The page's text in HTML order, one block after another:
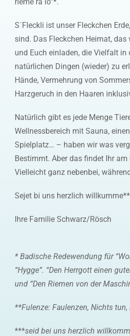
S´Fleckli ist unser Fleckchen
sind. Das Fleckchen Heimat, das
und Euch einladen, die Vielfalt in
natürlichen Dingen (wieder) zu
Hände, Vermehrung von
Harzgeruch in den Haaren
Natürlich gibt es jede Menge
Wellnessbereich mit Sauna,
Spielplatz… – haben wir was
Bestimmt. Aber das findet Ihr
Vielleicht ganz nebenbei,
Sejet bi uns herzlich
Ihre Familie Schwarz/Rösch
* Badische Redewendung für
“Hygge”. “Den Herrgott einen
und “Den Riemen von der
**Fulenze: Faulenzen, Nichts
***seid bei uns herzlich